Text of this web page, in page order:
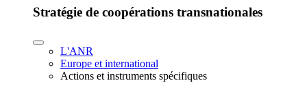
Stratégie de coopérations transnationales
L'ANR
Europe et international
Actions et instruments spécifiques